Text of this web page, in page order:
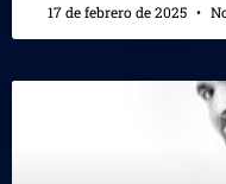
17 de febrero de 2025